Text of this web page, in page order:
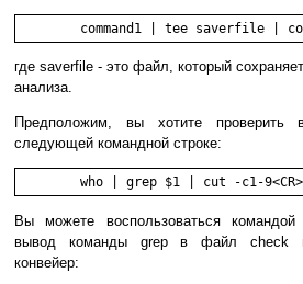
command1 | tee saverfile |
где saverfile - это файл, который
анализа.
Предположим, вы хотите
следующей командной строке:
	who | grep $1 | cut -c1-9<CR>
Вы можете воспользоваться
вывод команды grep в файл check
конвейер: